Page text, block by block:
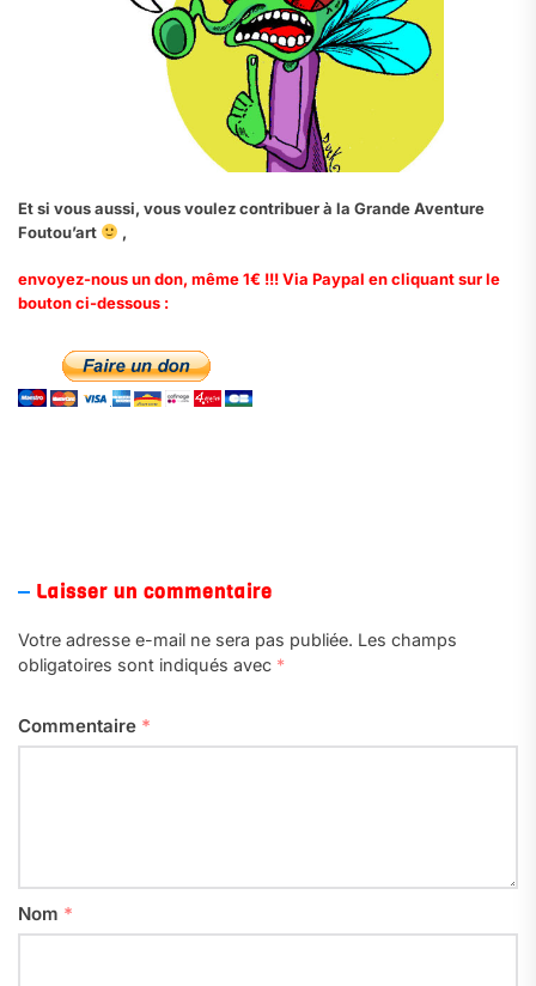
Et si vous aussi, vous voulez contribuer à la Grande Aventure
Foutou’art
,
envoyez-nous un don, même 1€ !!! Via Paypal en cliquant sur le
bouton ci-dessous :
Laisser un commentaire
Votre adresse e-mail ne sera pas publiée. Les champs
obligatoires sont indiqués avec *
Commentaire *
Nom *